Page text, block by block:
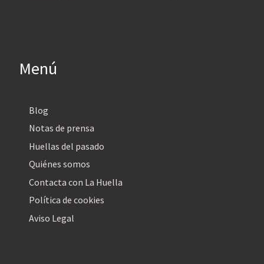
Menú
Blog
Notas de prensa
Huellas del pasado
Quiénes somos
Contacta con La Huella
Política de cookies
Aviso Legal